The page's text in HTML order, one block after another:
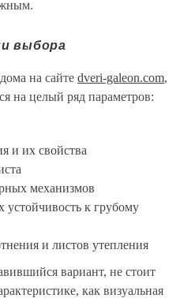
выбора
на сайте dveri-galeon.com,
на целый ряд параметров:
и их свойства
механизмов
устойчивость к грубому
и листов утепления
вариант, не стоит
как визуальная